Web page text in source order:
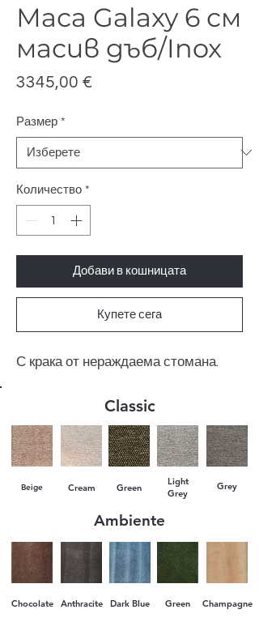
Маса Galaxy 6 см
масив дъб/Inox
3345,00 €
Размер *
Количество *
Добави в кошницата
Купете сега
С крака от нераждаема стомана.
Classic
Beige Cream Green
Light
Grey
Grey
Ambiente
Dark Blue
Anthracite
Chocolate Green Champagne